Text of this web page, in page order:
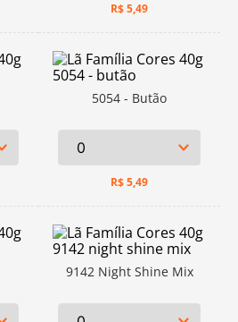
R$5,49
5054 - Butão
R$5,49
9142 Night Shine Mix